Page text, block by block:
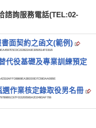
諮詢服務電話(TEL:02-
面契約之函文(範例)
代役基礎及專業訓練預定
選作業核定錄取役男名冊